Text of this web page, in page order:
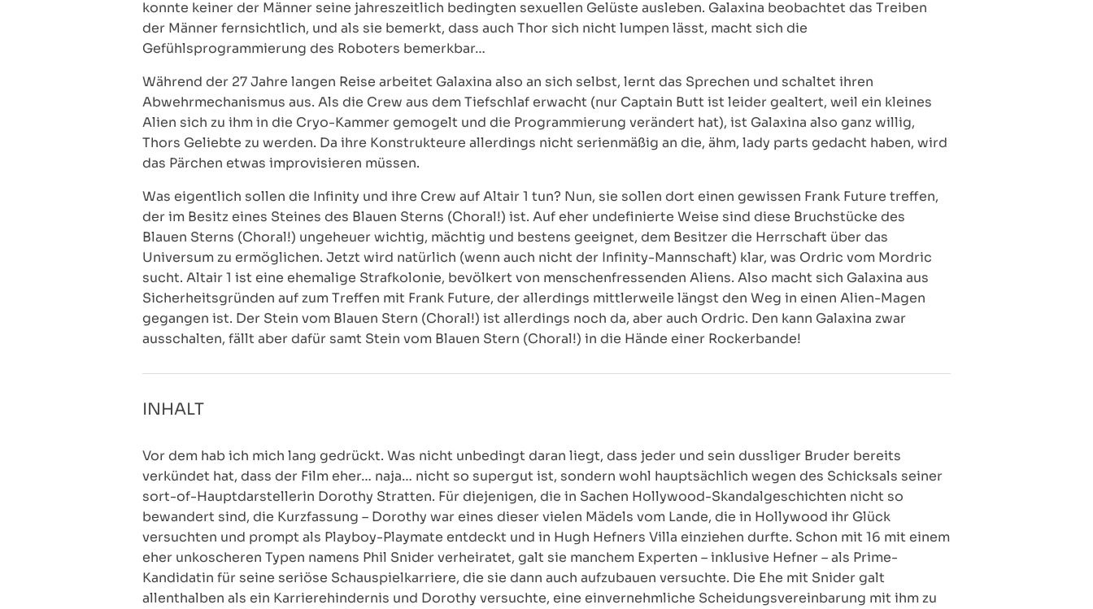
konnte keiner der Männer seine jahreszeitlich bedingten sexuellen Gelüste ausleben. Galaxina beobachtet das Treiben
der Männer fernsichtlich, und als sie bemerkt, dass auch Thor sich nicht lumpen lässt, macht sich die
Gefühlsprogrammierung des Roboters bemerkbar…
Während der 27 Jahre langen Reise arbeitet Galaxina also an sich selbst, lernt das Sprechen und schaltet ihren
Abwehrmechanismus aus. Als die Crew aus dem Tiefschlaf erwacht (nur Captain Butt ist leider gealtert, weil ein kleines
Alien sich zu ihm in die Cryo-Kammer gemogelt und die Programmierung verändert hat), ist Galaxina also ganz willig,
Thors Geliebte zu werden. Da ihre Konstrukteure allerdings nicht serienmäßig an die, ähm, lady parts gedacht haben, wird
das Pärchen etwas improvisieren müssen.
Was eigentlich sollen die Infinity und ihre Crew auf Altair 1 tun? Nun, sie sollen dort einen gewissen Frank Future treffen,
der im Besitz eines Steines des Blauen Sterns (Choral!) ist. Auf eher undefinierte Weise sind diese Bruchstücke des
Blauen Sterns (Choral!) ungeheuer wichtig, mächtig und bestens geeignet, dem Besitzer die Herrschaft über das
Universum zu ermöglichen. Jetzt wird natürlich (wenn auch nicht der Infinity-Mannschaft) klar, was Ordric vom Mordric
sucht. Altair 1 ist eine ehemalige Strafkolonie, bevölkert von menschenfressenden Aliens. Also macht sich Galaxina aus
Sicherheitsgründen auf zum Treffen mit Frank Future, der allerdings mittlerweile längst den Weg in einen Alien-Magen
gegangen ist. Der Stein vom Blauen Stern (Choral!) ist allerdings noch da, aber auch Ordric. Den kann Galaxina zwar
ausschalten, fällt aber dafür samt Stein vom Blauen Stern (Choral!) in die Hände einer Rockerbande!
INHALT
Vor dem hab ich mich lang gedrückt. Was nicht unbedingt daran liegt, dass jeder und sein dussliger Bruder bereits
verkündet hat, dass der Film eher… naja… nicht so supergut ist, sondern wohl hauptsächlich wegen des Schicksals seiner
sort-of-Hauptdarstellerin Dorothy Stratten. Für diejenigen, die in Sachen Hollywood-Skandalgeschichten nicht so
bewandert sind, die Kurzfassung – Dorothy war eines dieser vielen Mädels vom Lande, die in Hollywood ihr Glück
versuchten und prompt als Playboy-Playmate entdeckt und in Hugh Hefners Villa einziehen durfte. Schon mit 16 mit einem
eher unkoscheren Typen namens Phil Snider verheiratet, galt sie manchem Experten – inklusive Hefner – als Prime-
Kandidatin für seine seriöse Schauspielkarriere, die sie dann auch aufzubauen versuchte. Die Ehe mit Snider galt
allenthalben als ein Karrierehindernis und Dorothy versuchte, eine einvernehmliche Scheidungsvereinbarung mit ihm zu